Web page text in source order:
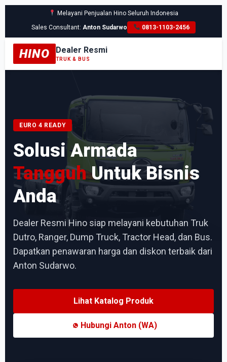
Melayani Penjualan Hino Seluruh Indonesia
Sales Consultant:Anton Sudarwo 0813-1103-2456
HINO Dealer Resmi
TRUK & BUS
EURO 4 READY
Solusi Armada
TangguhUntuk Bisnis
Anda
Dealer Resmi Hino siap melayani kebutuhan Truk
Dutro, Ranger, Dump Truck, Tractor Head, dan Bus.
Dapatkan penawaran harga dan diskon terbaik dari
Anton Sudarwo.
Lihat Katalog Produk
Hubungi Anton (WA)